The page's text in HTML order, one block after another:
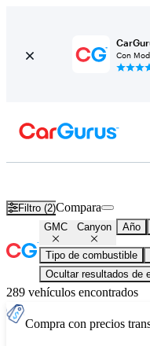
Con
Filtro (2)Compara
GMC Canyon Año
Tipo de combustible
Ocultar resultados de
289 vehículos encontrados
Compra con precios